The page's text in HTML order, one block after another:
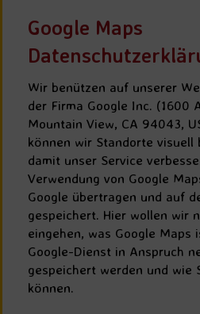
Google Maps
Wir benützen auf unserer
der Firma Google Inc. (1600
Mountain View, CA 94043,
können wir Standorte visuell
damit unser Service
Verwendung von Google
Google übertragen und auf
gespeichert. Hier wollen wir
eingehen, was Google Maps
Google-Dienst in Anspruch
gespeichert werden und wie
können.